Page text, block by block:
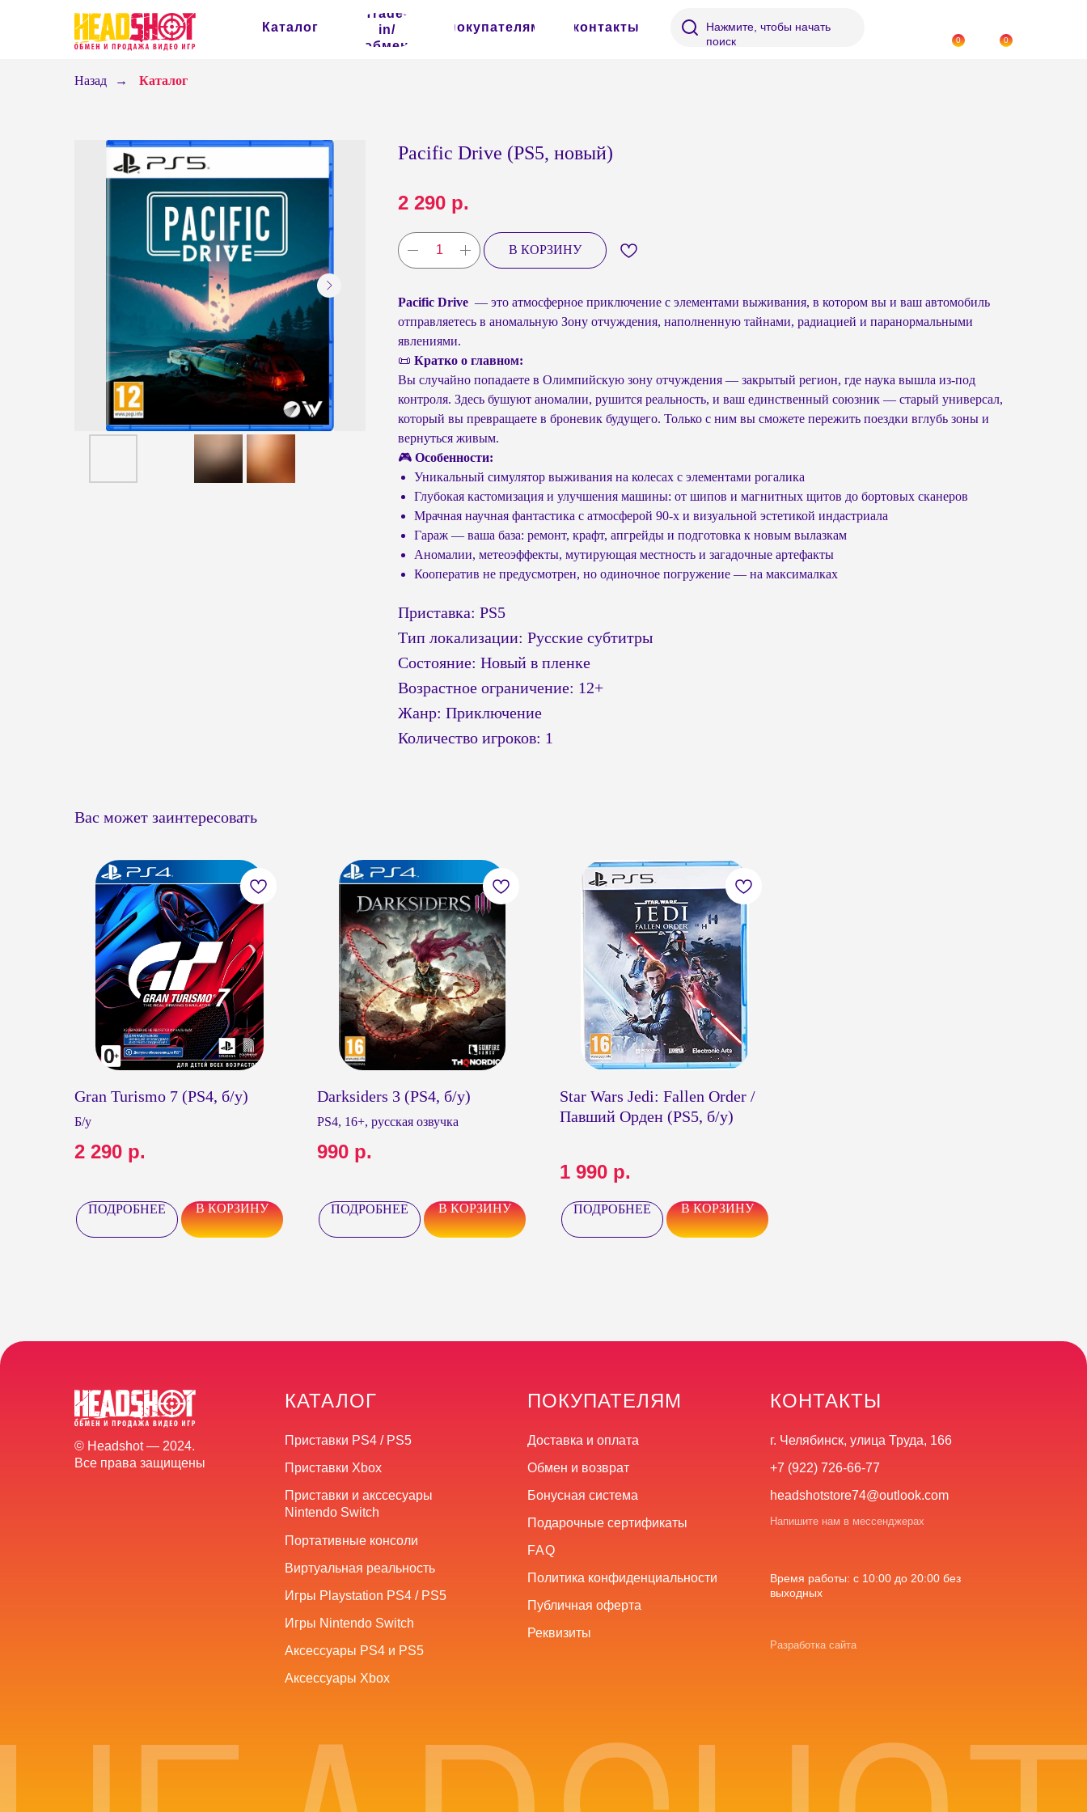
Каталог
Trade-
in/
обмен
покупателям контакты
Нажмите, чтобы начать
поиск
0 0
Назад → Каталог
Pacific Drive (PS5, новый)
2 290 р.
В КОРЗИНУ
Pacific Drive — это атмосферное приключение с элементами выживания, в котором вы и ваш автомобиль
отправляетесь в аномальную Зону отчуждения, наполненную тайнами, радиацией и паранормальными
явлениями.
📜 Кратко о главном:
Вы случайно попадаете в Олимпийскую зону отчуждения — закрытый регион, где наука вышла из-под
контроля. Здесь бушуют аномалии, рушится реальность, и ваш единственный союзник — старый универсал,
который вы превращаете в броневик будущего. Только с ним вы сможете пережить поездки вглубь зоны и
вернуться живым.
🎮 Особенности:
Уникальный симулятор выживания на колесах с элементами рогалика
Глубокая кастомизация и улучшения машины: от шипов и магнитных щитов до бортовых сканеров
Мрачная научная фантастика с атмосферой 90-х и визуальной эстетикой индастриала
Гараж — ваша база: ремонт, крафт, апгрейды и подготовка к новым вылазкам
Аномалии, метеоэффекты, мутирующая местность и загадочные артефакты
Кооператив не предусмотрен, но одиночное погружение — на максималках
Приставка: PS5
Тип локализации: Русские субтитры
Состояние: Новый в пленке
Возрастное ограничение: 12+
Жанр: Приключение
Количество игроков: 1
Вас может заинтересовать
Gran Turismo 7 (PS4, б/у)
Б/у
2 290 р.
ПОДРОБНЕЕ В КОРЗИНУ
Darksiders 3 (PS4, б/у)
PS4, 16+, русская озвучка
990 р.
ПОДРОБНЕЕ В КОРЗИНУ
Star Wars Jedi: Fallen Order /
Павший Орден (PS5, б/у)
1 990 р.
ПОДРОБНЕЕ В КОРЗИНУ
© Headshot — 2024.
Все права защищены
КАТАЛОГ ПОКУПАТЕЛЯМ КОНТАКТЫ
Приставки Xbox
Приставки и акссесуары
Nintendo Switch
Приставки PS4 / PS5
Аксессуары Xbox
Игры Nintendo Switch
Игры Playstation PS4 / PS5
Доставка и оплата
Обмен и возврат
Политика конфиденциальности
Публичная оферта
FAQ
+7 (922) 726-66-77
headshotstore74@outlook.com
Напишите нам в мессенджерах
Разработка сайта
Подарочные сертификаты
Аксессуары PS4 и PS5
Портативные консоли
Виртуальная реальность
Реквизиты
Время работы: с 10:00 до 20:00 без
выходных
г. Челябинск, улица Труда, 166
Бонусная система